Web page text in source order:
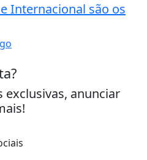
Internacional são os
exclusivas, anunciar